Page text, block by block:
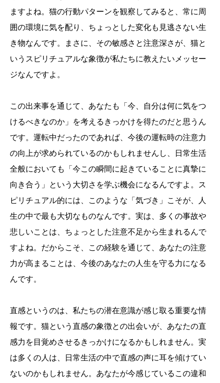
ますよね。猫の行動パターンを観察してみると、常に周
囲の環境に気を配り、ちょっとした変化も見逃さない生
き物なんです。まさに、その敏感さと注意深さが、猫と
いうスピリチュアルな象徴が私たちに教えたいメッセー
ジなんですよ。
この出来事を通じて、あなたも「今、自分は何に気をつ
けるべきなのか」を考えるきっかけを得たのだと思うん
です。運転中だったのであれば、今後の運転時の注意力
の向上が求められているのかもしれませんし、日常生活
全般においても「今この瞬間に起きていることに真摯に
向き合う」という大切さを学ぶ機会になるんですよ。ス
ピリチュアル的には、このような「気づき」こそが、人
生の中で最も大切なものなんです。実は、多くの事故や
悲しいことは、ちょっとした注意不足から生まれるんで
すよね。だからこそ、この経験を通じて、あなたの注意
力が高まることは、今後のあなたの人生を守る力になる
んです。
直感というのは、私たちの潜在意識が感じ取る重要な情
報です。猫という直感の象徴との出会いが、あなたの直
感力を目覚めさせるきっかけになるかもしれません。実
は多くの人は、日常生活の中で直感の声に耳を傾けてい
ないのかもしれません。あなたが今感じているこの違和